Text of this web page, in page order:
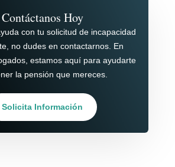
Contáctanos Hoy
con tu solicitud de incapacidad
no dudes en contactarnos. En
estamos aquí para ayudarte
la pensión que mereces.
Solicita Información